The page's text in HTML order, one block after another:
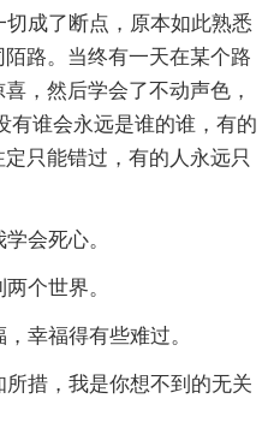
成了断点，原本如此熟悉
路。当终有一天在某个路
，然后学会了不动声色，
有谁会永远是谁的谁，有的
只能错过，有的人永远只
会死心。
个世界。
幸福得有些难过。
措，我是你想不到的无关